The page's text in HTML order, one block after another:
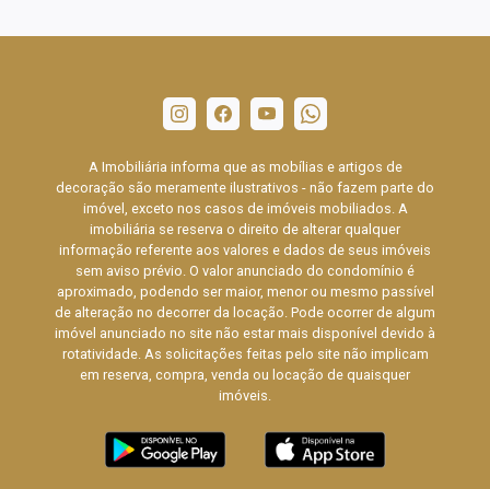
A Imobiliária informa que as mobílias e artigos de
decoração são meramente ilustrativos - não fazem parte do
imóvel, exceto nos casos de imóveis mobiliados. A
imobiliária se reserva o direito de alterar qualquer
informação referente aos valores e dados de seus imóveis
sem aviso prévio. O valor anunciado do condomínio é
aproximado, podendo ser maior, menor ou mesmo passível
de alteração no decorrer da locação. Pode ocorrer de algum
imóvel anunciado no site não estar mais disponível devido à
rotatividade. As solicitações feitas pelo site não implicam
em reserva, compra, venda ou locação de quaisquer
imóveis.